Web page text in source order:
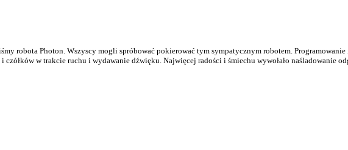
robota Photon. Wszyscy mogli spróbować pokierować tym sympatycznym robotem.
w trakcie ruchu i wydawanie dźwięku. Najwięcej radości i śmiechu wywołało naśladowanie